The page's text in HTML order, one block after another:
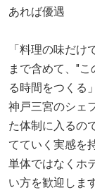
あれば優遇
「料理の味だ
まで含めて、"
る時間をつくる
神戸三宮のシェ
た体制に入るの
てていく実感を
単体ではなくホ
い方を歓迎しま